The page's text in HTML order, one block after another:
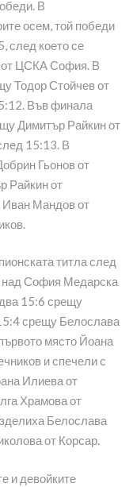
В
осем, той победи
след което се
от ЦСКА София. В
Тодор Стойчев от
Във финала
Димитър Райкин от
15:13. В
Гьонов от
Райкин от
Иван Мандов от
титла след
над София Медарска
15:6 срещу
срещу Белослава
място Йоана
и спечели с
Илиева от
Храмова от
Белослава
от Корсар.
и девойките